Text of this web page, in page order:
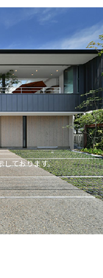
しております。